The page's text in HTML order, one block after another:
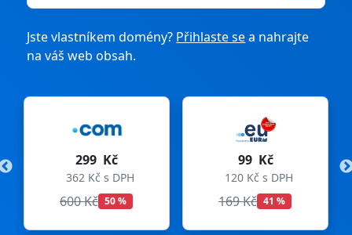
Jste vlastníkem domény? Přihlaste sea nahrajte
na váš web obsah.
120 Kč s DPH
169 Kč
333 Kč s DPH
299 Kč